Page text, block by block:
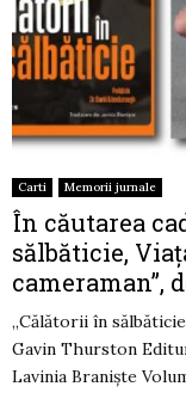
Carti Memorii jurnale
În căutarea
sălbăticie,
cameraman”,
„Călătorii în
Gavin Thurston
Lavinia Braniște